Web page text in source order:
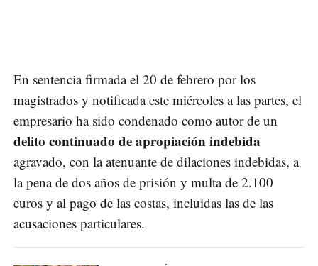
En sentencia firmada el 20 de febrero por los
magistrados y notificada este miércoles a las partes, el
empresario ha sido condenado como autor de un
delito continuado de apropiación indebida
agravado, con la atenuante de dilaciones indebidas, a
la pena de dos años de prisión y multa de 2.100
euros y al pago de las costas, incluidas las de las
acusaciones particulares.